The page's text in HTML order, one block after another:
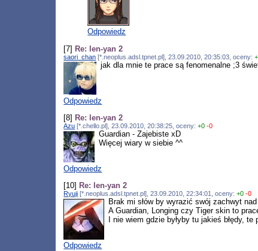
Odpowiedz
[7] Re: len-yan 2
saori_chan [*.neoplus.adsl.tpnet.pl], 23.09.2010, 20:35:03, oceny:
jak dla mnie te prace są fenomenalne ;3
Odpowiedz
[8] Re: len-yan 2
Azu [*.chello.pl], 23.09.2010, 20:38:25, oceny:+0 -0
Guardian - Zajebiste xD
Więcej wiary w siebie ^^
Odpowiedz
[10] Re: len-yan 2
Ryuji [*.neoplus.adsl.tpnet.pl], 23.09.2010, 22:34:01, oceny:+0 -0
Brak mi słów by wyrazić swój zachwyt
A Guardian, Longing czy Tiger skin to
I nie wiem gdzie byłyby tu jakieś błędy,
Odpowiedz